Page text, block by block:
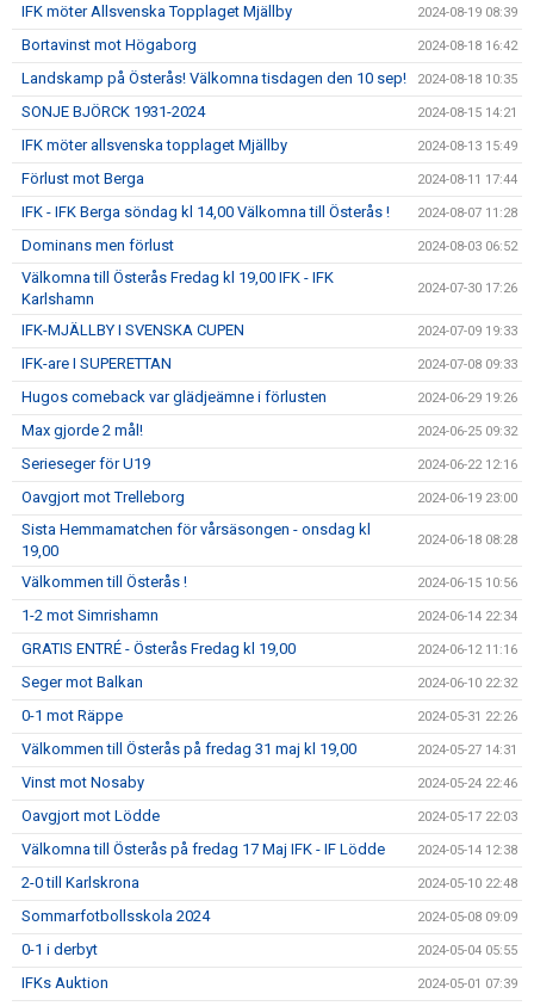
IFK möter Allsvenska Topplaget Mjällby 2024-08-19 08:39
Bortavinst mot Högaborg 2024-08-18 16:42
Landskamp på Österås! Välkomna tisdagen den 10 sep! 2024-08-18 10:35
SONJE BJÖRCK 1931-2024 2024-08-15 14:21
IFK möter allsvenska topplaget Mjällby 2024-08-13 15:49
Förlust mot Berga 2024-08-11 17:44
IFK - IFK Berga söndag kl 14,00 Välkomna till Österås ! 2024-08-07 11:28
Dominans men förlust 2024-08-03 06:52
Välkomna till Österås Fredag kl 19,00 IFK - IFK
Karlshamn
2024-07-30 17:26
IFK-MJÄLLBY I SVENSKA CUPEN 2024-07-09 19:33
IFK-are I SUPERETTAN 2024-07-08 09:33
Hugos comeback var glädjeämne i förlusten 2024-06-29 19:26
Max gjorde 2 mål! 2024-06-25 09:32
Serieseger för U19 2024-06-22 12:16
Oavgjort mot Trelleborg 2024-06-19 23:00
Sista Hemmamatchen för vårsäsongen - onsdag kl
19,00
2024-06-18 08:28
Välkommen till Österås ! 2024-06-15 10:56
1-2 mot Simrishamn 2024-06-14 22:34
GRATIS ENTRÉ - Österås Fredag kl 19,00 2024-06-12 11:16
Seger mot Balkan 2024-06-10 22:32
0-1 mot Räppe 2024-05-31 22:26
Välkommen till Österås på fredag 31 maj kl 19,00 2024-05-27 14:31
Vinst mot Nosaby 2024-05-24 22:46
Oavgjort mot Lödde 2024-05-17 22:03
Välkomna till Österås på fredag 17 Maj IFK - IF Lödde 2024-05-14 12:38
2-0 till Karlskrona 2024-05-10 22:48
Sommarfotbollsskola 2024 2024-05-08 09:09
0-1 i derbyt 2024-05-04 05:55
IFKs Auktion 2024-05-01 07:39